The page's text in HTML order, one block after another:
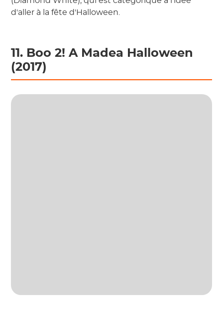
d'aller à la fête d'Halloween.
11. Boo 2! A Madea Halloween
(2017)